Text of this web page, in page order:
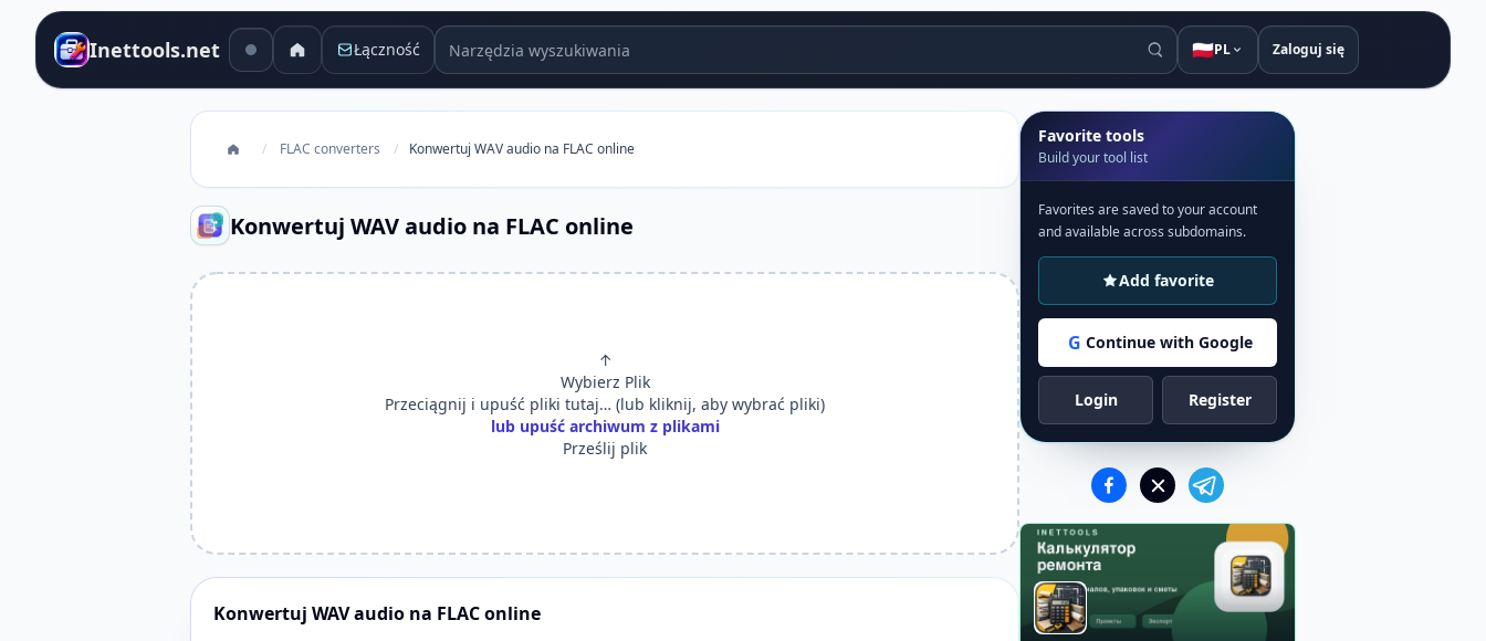
Inettools.net Łączność Narzędzia wyszukiwania 🇵🇱PL Zaloguj się
/ FLAC converters / Konwertuj WAV audio na FLAC online
Konwertuj WAV audio na FLAC online
↑
Wybierz Plik
Przeciągnij i upuść pliki tutaj… (lub kliknij, aby wybrać pliki)
lub upuść archiwum z plikami
Prześlij plik
Konwertuj WAV audio na FLAC online
Favorite tools
Build your tool list
Favorites are saved to your account
and available across subdomains.
Add favorite
G Continue with Google
Login Register